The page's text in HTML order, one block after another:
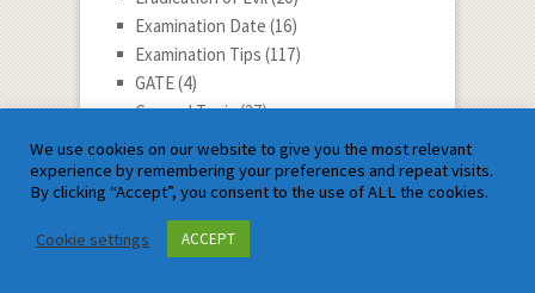
Examination Date (16)
Examination Tips (117)
GATE(4)
General Topic(37)
(1)
Health Tips(15)
Integral Calculus(32)
JEE ADVANCE Maths
JEE Advanced(12)
We use cookies on our website to give you the most relevant
experience by remembering your preferences and repeat visits.
By clicking “Accept”, you consent to the use of ALL the cookies.
Cookie settings ACCEPT